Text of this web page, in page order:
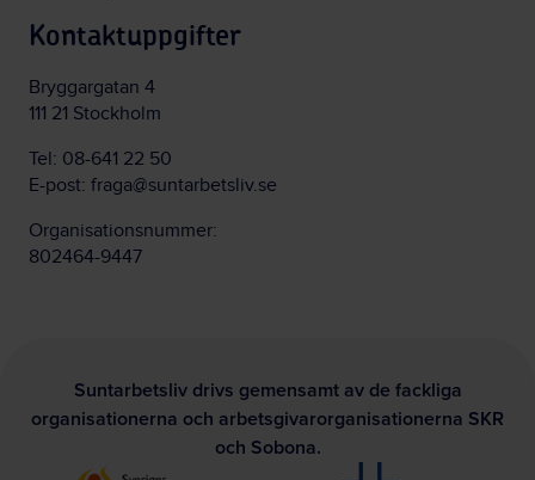
Kontaktuppgifter
Bryggargatan 4
111 21 Stockholm
Tel: 08-641 22 50
E-post: fraga@suntarbetsliv.se
Organisationsnummer:
802464-9447
Suntarbetsliv drivs gemensamt av de fackliga
organisationerna och arbetsgivarorganisationerna SKR
och Sobona.